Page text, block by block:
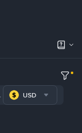
USD